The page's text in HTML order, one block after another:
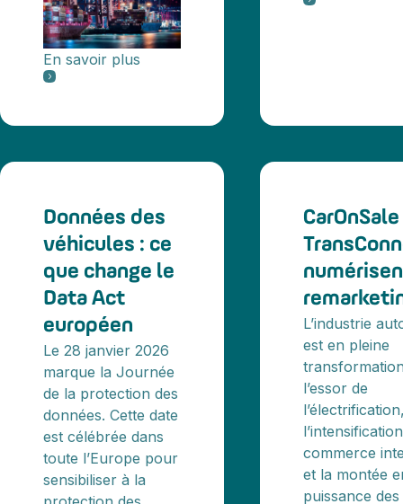
En savoir plus
Données des
véhicules : ce
que change le
Data Act
européen
Le 28 janvier 2026
marque la Journée
de la protection des
données. Cette date
est célébrée dans
toute l’Europe pour
sensibiliser à la
L’industrie
est en pleine
l’essor de
commerce
et la montée
puissance des